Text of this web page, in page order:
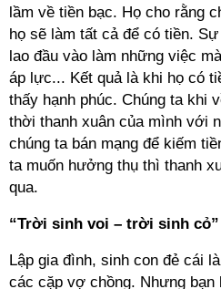
lầm về tiền bạc. Họ cho rằng
họ sẽ làm tất cả để có tiền.
lao đầu vào làm những việc
áp lực... Kết quả là khi họ có
thấy hạnh phúc. Chúng ta khi
thời thanh xuân của mình với
chúng ta bán mạng để kiếm
ta muốn hưởng thụ thì thanh
qua.
“Trời sinh voi – trời sinh cỏ”
Lập gia đình, sinh con đẻ cái
các cặp vợ chồng. Nhưng bạn